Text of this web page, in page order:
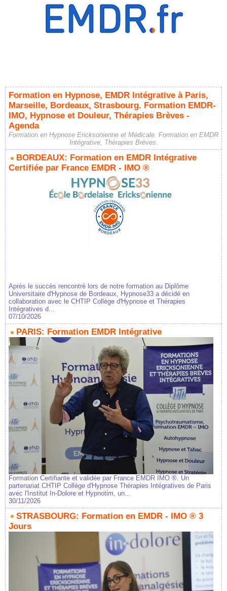
Formation en Hypnose, EMDR Intégrative à Paris,
Marseille, Bordeaux, Strasbourg. Formation EMDR-
IMO, Hypnose et Douleur, Thérapies Brèves -
Agenda
Formation en Hypnose Ericksonienne et Médicale. Formation en EMDR
Intégrative, Thérapies Brèves.
BORDEAUX: Formation en EMDR Intégrative
Certifiée par France EMDR - IMO ®
Après le succès rencontré lors de notre formation au Diplôme
Universitaire d'Hypnose de Bordeaux, Hypnose33 a décidé en
collaboration avec le CHTIP Collège d'Hypnose et Thérapies
Intégratives d...
07/10/2026
PARIS: Formation EMDR Intégrative
Formation Certifiante et validée par France EMDR IMO ®. Un
partenariat CHTIP Collège d'Hypnose Thérapies Intégratives de Paris
avec l'Institut In-Dolore et Hypnotim, un...
30/11/2026
STRASBOURG: Formation en EMDR - IMO ® 3
Jours